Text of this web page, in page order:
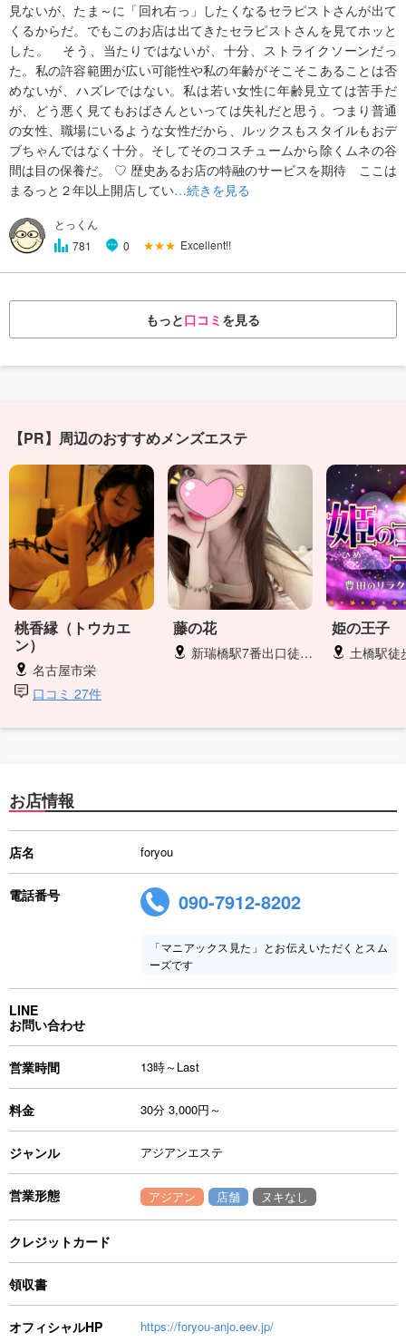
見ないが、たま～に「回れ右っ」したくなるセラピストさんが出て
くるからだ。でもこのお店は出てきたセラピストさんを見てホッと
した。 そう、当たりではないが、十分、ストライクソーンだっ
た。私の許容範囲が広い可能性や私の年齢がそこそこあることは否
めないが、ハズレではない。私は若い女性に年齢見立ては苦手だ
が、どう悪く見てもおばさんといっては失礼だと思う。つまり普通
の女性、職場にいるような女性だから、ルックスもスタイルもおデ
ブちゃんではなく十分。そしてそのコスチュームから除くムネの谷
間は目の保養だ。 ♡ 歴史あるお店の特融のサービスを期待 ここは
まるっと２年以上開店してい…続きを見る
とっくん
781
0 ★★★ Excellent!!
もっと口コミ を見る
【PR】周辺のおすすめメンズエステ
桃香縁（トウカエ
ン）
名古屋市栄
口コミ 27件
藤の花
新瑞橋駅7番出口徒歩1分
姫の王子
土橋駅徒
お店情報
店名 foryou
電話番号 090-7912-8202
「マニアックス見た」とお伝えいただくとスム
ーズです
LINE
お問い合わせ
営業時間 13時～Last
料金 30分 3,000円～
ジャンル アジアンエステ
営業形態 アジアン 店舗 ヌキなし
クレジットカード
領収書
オフィシャルHP https://foryou-anjo.eev.jp/